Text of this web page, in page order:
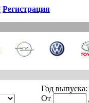
Регистрация
Год выпуска:
От